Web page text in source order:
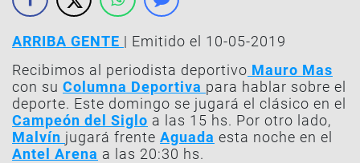
ARRIBA GENTE | Emitido el 10-05-2019
Recibimos al periodista deportivo Mauro Mas
con su Columna Deportiva para hablar sobre el
deporte. Este domingo se jugará el clásico en el
Campeón del Siglo a las 15 hs. Por otro lado,
Malvín jugará frente Aguada esta noche en el
Antel Arena a las 20:30 hs.